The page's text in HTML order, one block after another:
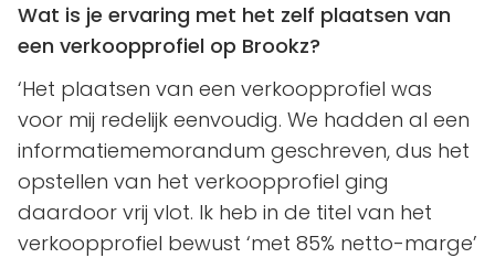
Wat is je ervaring met het zelf plaatsen van
een verkoopprofiel op Brookz?
‘Het plaatsen van een verkoopprofiel was
voor mij redelijk eenvoudig. We hadden al een
informatiememorandum geschreven, dus het
opstellen van het verkoopprofiel ging
daardoor vrij vlot. Ik heb in de titel van het
verkoopprofiel bewust ‘met 85% netto-marge’